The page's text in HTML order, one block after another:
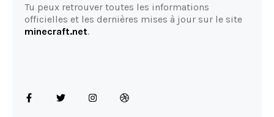
Tu peux retrouver toutes les informations
officielles et les dernières mises à jour sur le site
minecraft.net.